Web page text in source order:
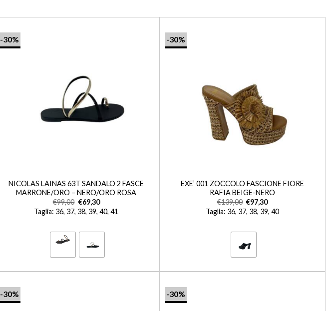
-30%
NICOLAS LAINAS 63T SANDALO 2 FASCE
MARRONE/ORO – NERO/ORO ROSA
€99,00 €69,30
Taglia: 36, 37, 38, 39, 40, 41
-30%
EXE’ 001 ZOCCOLO FASCIONE FIORE
RAFIA BEIGE-NERO
€139,00 €97,30
Taglia: 36, 37, 38, 39, 40
-30% -30%